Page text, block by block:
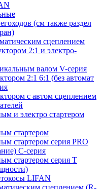
(см также раздел
сцеплением
2:1 и электро-
валом V-серия
2:1 6:1 (без автомат
с автом сцеплением
и электро стартером
стартером
стартером серия PRO
C-серия
стартером серия Т
LIFAN
сцеплением (R-